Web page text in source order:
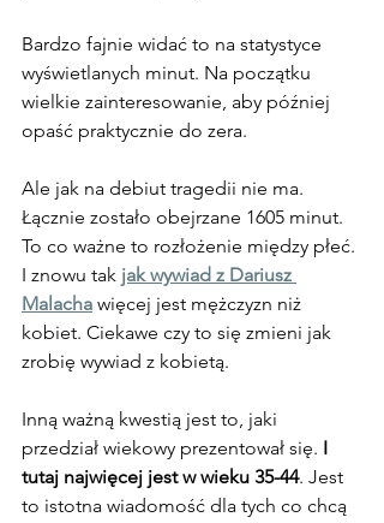
Bardzo fajnie widać to na statystyce
wyświetlanych minut. Na początku
wielkie zainteresowanie, aby później
opaść praktycznie do zera.
Ale jak na debiut tragedii nie ma.
Łącznie zostało obejrzane 1605 minut.
To co ważne to rozłożenie między płeć.
I znowu tak jak wywiad z Dariusz
Malacha więcej jest mężczyzn niż
kobiet. Ciekawe czy to się zmieni jak
zrobię wywiad z kobietą.
Inną ważną kwestią jest to, jaki
przedział wiekowy prezentował się. I
tutaj najwięcej jest w wieku 35-44. Jest
to istotna wiadomość dla tych co chcą